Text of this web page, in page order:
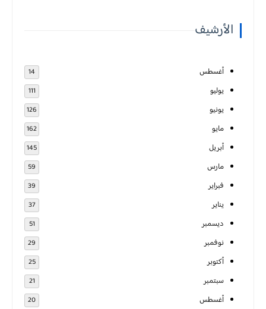
الأرشيف
أغسطس 14
يوليو 111
يونيو 126
مايو 162
أبريل 145
مارس 59
فبراير 39
يناير 37
ديسمبر 51
نوفمبر 29
أكتوبر 25
سبتمبر 21
أغسطس 20